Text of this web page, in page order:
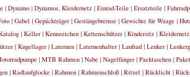
| Dynamo| Dynamos, Kleidernetz| Einrad-Teile| Ersatzteile|
| Gabel | Gepäckträger| Gestängebremse| Gewichte für Waage|
| Keller| Kennzeichen| Kettenschützer| Kindersitz| Kleidernetz
| Kugellager| Laternen| Laternenhalter| Laufrad| Lenker|
| MTB Rahmen| Nabe| Nagelfänger| Packtaschen|
| Radlaufglocke| Rahmen| Rahmenschloß| Ritzel | Rücklicht|